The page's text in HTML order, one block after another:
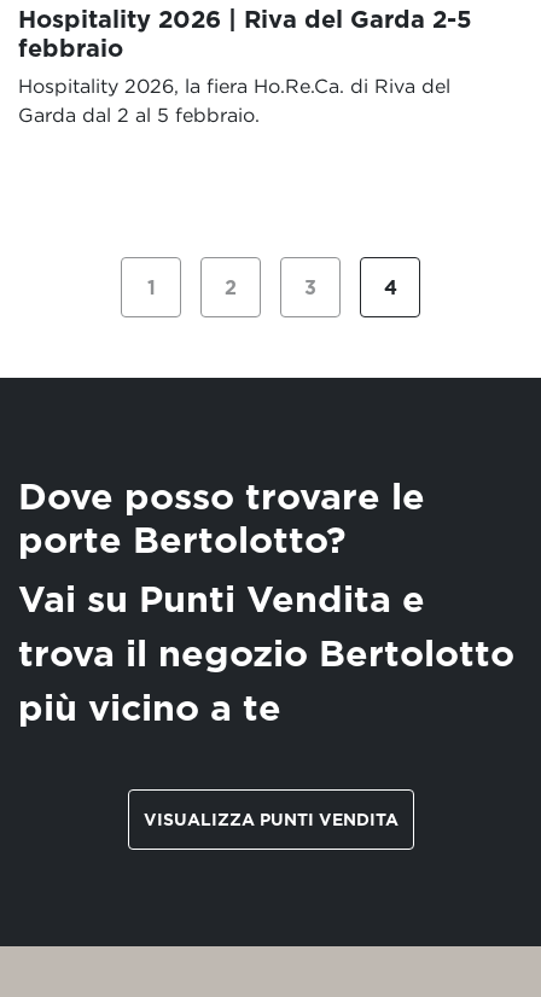
Hospitality 2026 | Riva del Garda 2-5
febbraio
Hospitality 2026, la fiera Ho.Re.Ca. di Riva del
Garda dal 2 al 5 febbraio.
1 2 3 4
Dove posso trovare le
porte Bertolotto?
Vai su Punti Vendita e
trova il negozio Bertolotto
più vicino a te
VISUALIZZA PUNTI VENDITA